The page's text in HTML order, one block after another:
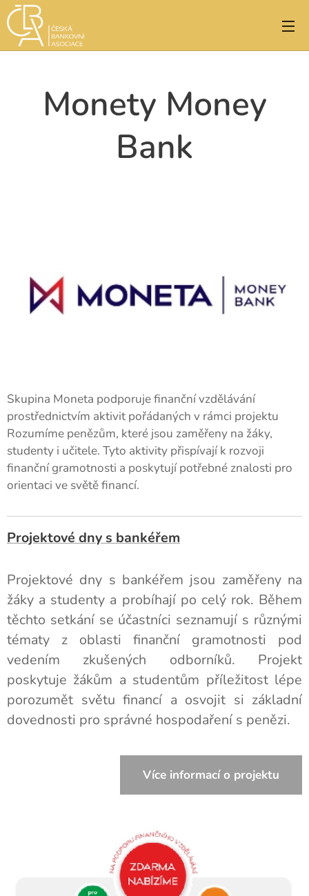
Monety Money
Bank
Skupina Moneta podporuje finanční vzdělávání
prostřednictvím aktivit pořádaných v rámci projektu
Rozumíme penězům, které jsou zaměřeny na žáky,
studenty i učitele. Tyto aktivity přispívají k rozvoji
finanční gramotnosti a poskytují potřebné znalosti pro
orientaci ve světě financí.
Projektové dny s bankéřem
Projektové dny s bankéřem jsou zaměřeny na
žáky a studenty a probíhají po celý rok. Během
těchto setkání se účastníci seznamují s různými
tématy z oblasti finanční gramotnosti pod
vedením zkušených odborníků. Projekt
poskytuje žákům a studentům příležitost lépe
porozumět světu financí a osvojit si základní
dovednosti pro správné hospodaření s penězi.
Více informací o projektu